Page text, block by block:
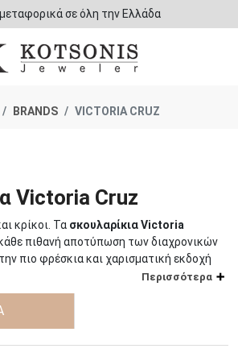
σε όλη την Ελλάδα
BRANDS VICTORIA CRUZ
Victoria Cruz
κρίκοι. Τα σκουλαρίκια Victoria
πιθανή αποτύπωση των διαχρονικών
πιο φρέσκια και χαρισματική εκδοχή
του συγκεκριμένου brand να
η άρτια συμπόρευση ποιότητας και
γκάμα ιδιαίτερα προσιτών
Περισσότερα